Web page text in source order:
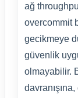
ağ
overcommit
gecikmeye
güvenlik
olmayabilir.